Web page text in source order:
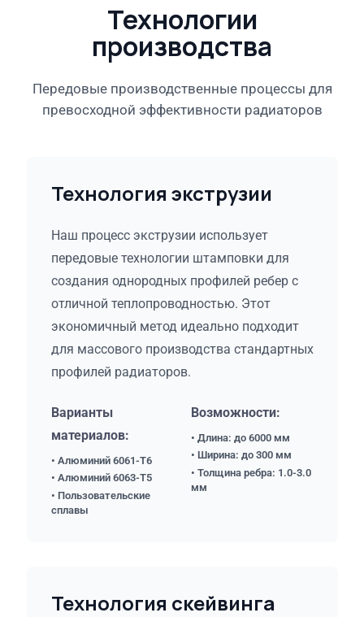
Технологии
производства
Передовые производственные процессы для
превосходной эффективности радиаторов
Технология экструзии
Наш процесс экструзии использует
передовые технологии штамповки для
создания однородных профилей ребер с
отличной теплопроводностью. Этот
экономичный метод идеально подходит
для массового производства стандартных
профилей радиаторов.
Варианты
материалов:
• Алюминий 6061-T6
• Алюминий 6063-T5
• Пользовательские
сплавы
Возможности:
• Длина: до 6000 мм
• Ширина: до 300 мм
• Толщина ребра: 1.0-3.0
мм
Технология скейвинга